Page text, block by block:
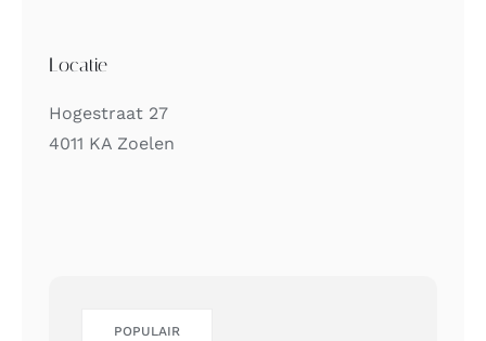
Locatie
Hogestraat 27
4011 KA Zoelen
POPULAIR